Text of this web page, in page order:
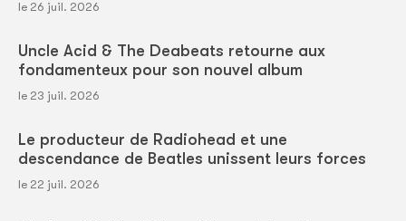
le 26 juil. 2026
Uncle Acid & The Deabeats retourne aux
fondamenteux pour son nouvel album
le 23 juil. 2026
Le producteur de Radiohead et une
descendance de Beatles unissent leurs forces
le 22 juil. 2026